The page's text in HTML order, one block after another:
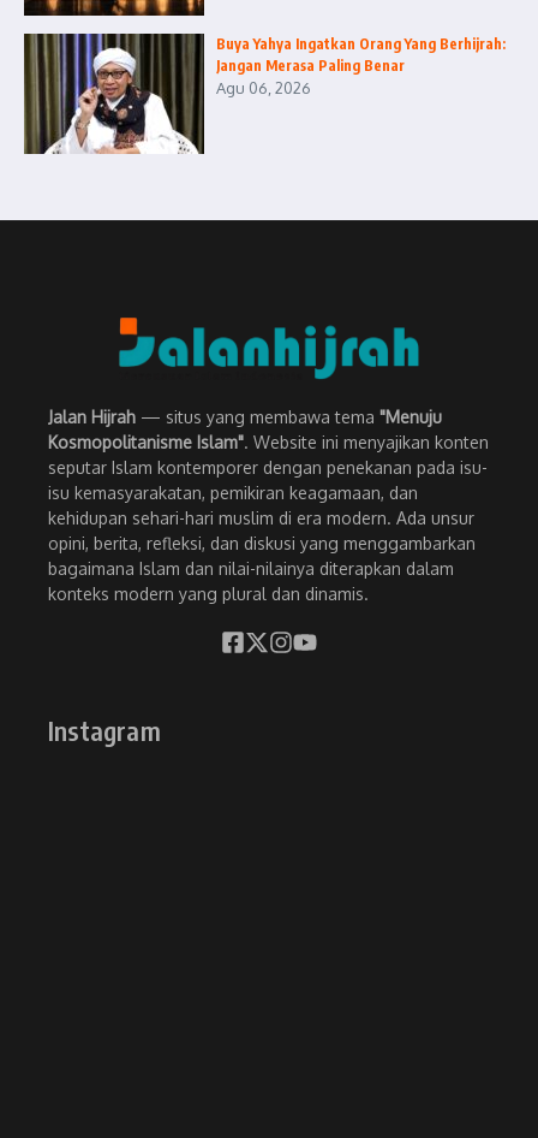
Buya Yahya Ingatkan Orang Yang Berhijrah:
Jangan Merasa Paling Benar
Agu 06, 2026
Jalan Hijrah — situs yang membawa tema "Menuju
Kosmopolitanisme Islam". Website ini menyajikan konten
seputar Islam kontemporer dengan penekanan pada isu-
isu kemasyarakatan, pemikiran keagamaan, dan
kehidupan sehari-hari muslim di era modern. Ada unsur
opini, berita, refleksi, dan diskusi yang menggambarkan
bagaimana Islam dan nilai-nilainya diterapkan dalam
konteks modern yang plural dan dinamis.
Instagram